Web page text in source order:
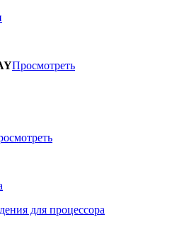
Просмотреть
для процессора